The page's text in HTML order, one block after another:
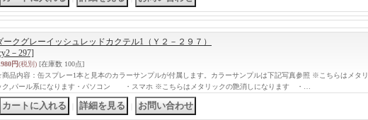
ークグレーイッシュレッドカクテル1（Ｙ２－２９７）
－297]
円(税別) [在庫数 100点]
品内容：缶スプレー1本と見本のカラーサンプルが付属します。カラーサンプルは下記写真参照 ※こちらはメタリ
ク,パール系になります・パソコン ・スマホ ※こちらはメタリックの艶消しになります ・…